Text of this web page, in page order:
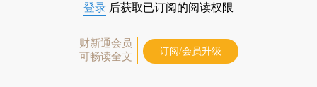
登录 后获取已订阅的阅读权限
财新通会员
可畅读全文
订阅/会员升级